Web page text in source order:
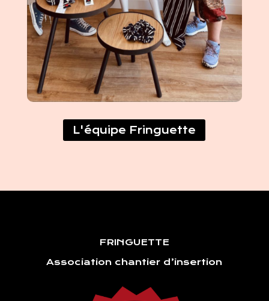
L'équipe Fringuette
FRINGUETTE
Association chantier d’insertion